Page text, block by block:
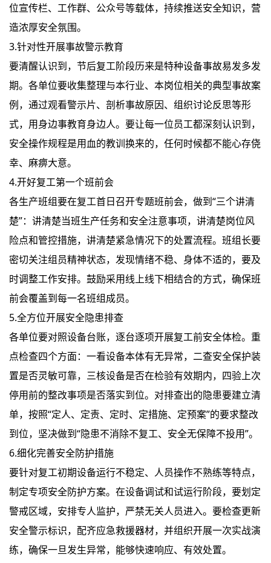
位宣传栏、工作群、公众号等载体，持续推送安全知识，营
造浓厚安全氛围。
3.针对性开展事故警示教育
要清醒认识到，节后复工阶段历来是特种设备事故易发多发
期。各单位要收集整理与本行业、本岗位相关的典型事故案
例，通过观看警示片、剖析事故原因、组织讨论反思等形
式，用身边事教育身边人。要让每一位员工都深刻认识到，
安全操作规程是用血的教训换来的，任何时候都不能心存侥
幸、麻痹大意。
4.开好复工第一个班前会
各生产班组要在复工首日召开专题班前会，做到“三个讲清
楚”：讲清楚当班生产任务和安全注意事项，讲清楚岗位风
险点和管控措施，讲清楚紧急情况下的处置流程。班组长要
密切关注组员精神状态，发现情绪不稳、身体不适的，要及
时调整工作安排。鼓励采用线上线下相结合的方式，确保班
前会覆盖到每一名班组成员。
5.全方位开展安全隐患排查
各单位要对照设备台账，逐台逐项开展复工前安全体检。重
点检查四个方面：一看设备本体有无异常，二查安全保护装
置是否灵敏可靠，三核设备是否在检验有效期内，四验上次
停用前的整改事项是否落实到位。对排查出的隐患要建立清
单，按照“定人、定责、定时、定措施、定预案”的要求整改
到位，坚决做到“隐患不消除不复工、安全无保障不投用”。
6.细化完善安全防护措施
要针对复工初期设备运行不稳定、人员操作不熟练等特点，
制定专项安全防护方案。在设备调试和试运行阶段，要划定
警戒区域，安排专人监护，严禁无关人员进入。要检查更新
安全警示标识，配齐应急救援器材，并组织开展一次实战演
练，确保一旦发生异常，能够快速响应、有效处置。